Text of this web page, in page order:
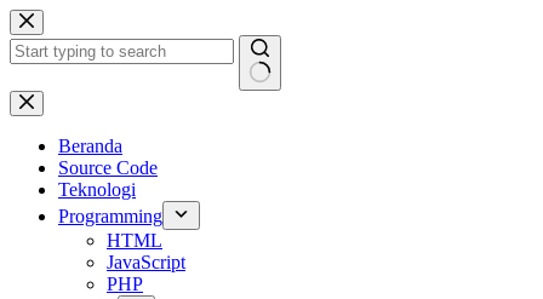
Skip
to
content
No
results
Beranda
Source Code
Teknologi
Programming
HTML
JavaScript
PHP